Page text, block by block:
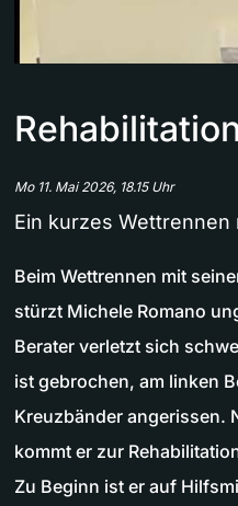
Mo 11. Mai 2026, 18.15 Uhr
Ein kurzes Wettrennen
Beim Wettrennen mit
stürzt Michele Romano
Berater verletzt sich
ist gebrochen, am linken
Kreuzbänder angerissen.
kommt er zur
Zu Beginn ist er auf